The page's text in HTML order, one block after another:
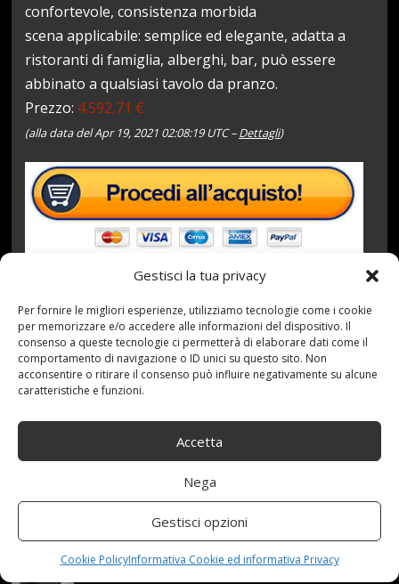
Gestisci la tua privacy
Per fornire le migliori esperienze, utilizziamo tecnologie come i cookie
per memorizzare e/o accedere alle informazioni del dispositivo. Il
consenso a queste tecnologie ci permetterà di elaborare dati come il
comportamento di navigazione o ID unici su questo sito. Non
acconsentire o ritirare il consenso può influire negativamente su alcune
caratteristiche e funzioni.
Accetta
Nega
Gestisci opzioni
Cookie PolicyInformativa Cookie ed informativa Privacy
confortevole, consistenza morbida
scena applicabile: semplice ed elegante, adatta a
ristoranti di famiglia, alberghi, bar, può essere
abbinato a qualsiasi tavolo da pranzo.
Prezzo: 4.592,71 €
(alla data del Apr 19, 2021 02:08:19 UTC –Dettagli)
19 Aprile 2021 redazione
Tag:
AMERICANO,caffè,carina ,Chair,Club,Colore,Dining,
Facile,Hotel,Marrone,montaggio ,Pack ,Ristorante
Sedia,Tessuto Categories: Shop
Articoli recenti
Assicurazione auto e sostituzione lunotto: le cose
21 Aprile,2026
Range Rover: un’icona tra i luxury SUV